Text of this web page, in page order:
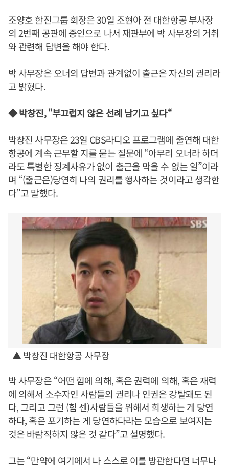
조양호 한진그룹 회장은 30일 조현아 전 대한항공 부사장
의 2번째 공판에 증인으로 나서 재판부에 박 사무장의 거취
와 관련해 답변을 해야 한다.
박 사무장은 오너의 답변과 관계없이 출근은 자신의 권리라
고 밝혔다.
◆ 박창진, "부끄럽지 않은 선례 남기고 싶다“
박창진 사무장은 23일 CBS라디오 프로그램에 출연해 대한
항공에 계속 근무할 지를 묻는 질문에 “아무리 오너라 하더
라도 특별한 징계사유가 없이 출근을 막을 수 없는 일”이라
며 “(출근은)당연히 나의 권리를 행사하는 것이라고 생각한
다”고 말했다.
▲ 박창진 대한항공 사무장
박 사무장은 “어떤 힘에 의해, 혹은 권력에 의해, 혹은 재력
에 의해서 소수자인 사람들의 권리나 인권은 강탈돼도 된
다, 그리고 그런 (힘 센)사람들을 위해서 희생하는 게 당연
하다, 혹은 포기하는 게 당연하다라는 모습으로 보여지는
것은 바람직하지 않은 것 같다”고 설명했다.
그는 “만약에 여기에서 나 스스로 이를 방관한다면 너무나